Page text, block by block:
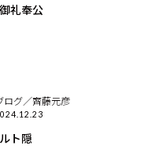
礼奉公
ログ／齊藤元彦
ト隠